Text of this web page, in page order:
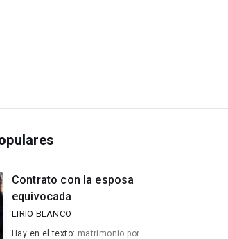
Contrato con la esposa
equivocada
LIRIO BLANCO
Hay en el texto: matrimonio por